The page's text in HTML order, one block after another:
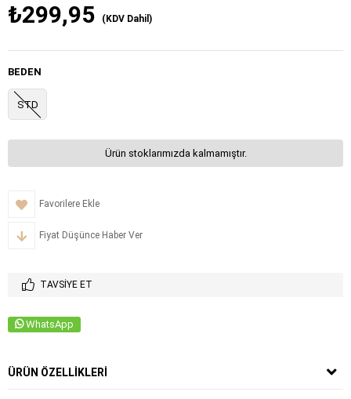
₺299,95 (KDV Dahil)
BEDEN
STD
Ürün stoklarımızda kalmamıştır.
Favorilere Ekle
Fiyat Düşünce Haber Ver
TAVSIYE ET
WhatsApp
ÜRÜN ÖZELLIKLERI